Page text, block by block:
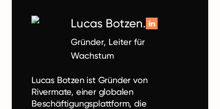
Lucas Botzen.
Gründer, Leiter für
Wachstum
Lucas Botzen ist Gründer von
Rivermate, einer globalen
Beschäftigungsplattform, die